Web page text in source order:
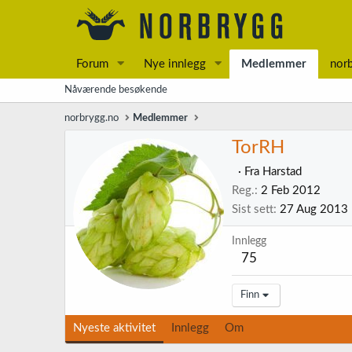
Forum Nye innlegg Medlemmer
Nåværende besøkende
norbrygg.no Medlemmer
TorRH
· Fra Harstad
Reg. 2 Feb 2012
Sist sett 27 Aug 2013
Innlegg
75
Finn
Nyeste aktivitet Innlegg Om